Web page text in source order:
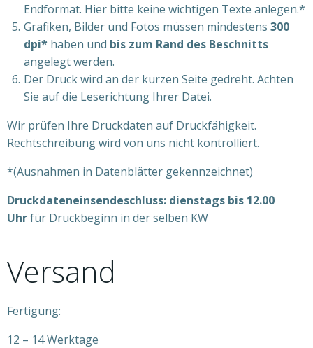
Endformat. Hier bitte keine wichtigen Texte anlegen.*
Grafiken, Bilder und Fotos müssen mindestens 300
dpi* haben und bis zum Rand des Beschnitts
angelegt werden.
Der Druck wird an der kurzen Seite gedreht. Achten
Sie auf die Leserichtung Ihrer Datei.
Wir prüfen Ihre Druckdaten auf Druckfähigkeit.
Rechtschreibung wird von uns nicht kontrolliert.
*(Ausnahmen in Datenblätter gekennzeichnet)
Druckdateneinsendeschluss: dienstags bis 12.00
Uhrfür Druckbeginn in der selben KW
Versand
Fertigung:
12 – 14 Werktage